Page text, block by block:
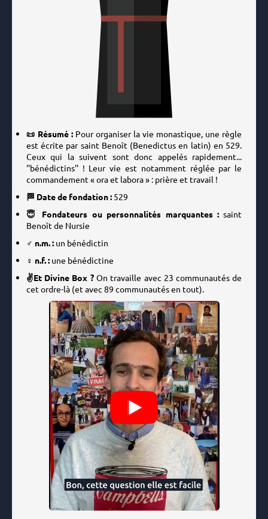
📜 Résumé :Pour organiser la vie monastique, une règle
est écrite par saint Benoît (Benedictus en latin) en 529.
Ceux qui la suivent sont donc appelés rapidement...
''bénédictins'' ! Leur vie est notamment réglée par le
commandement « ora et labora » : prière et travail !
🏁 Date de fondation :529
😇 Fondateurs ou personnalités marquantes :saint
Benoît de Nursie
♂️ n.m. :un bénédictin
♀️ n.f. :une bénédictine
✌️Et Divine Box ?On travaille avec 23 communautés de
cet ordre-là (et avec 89 communautés en tout).